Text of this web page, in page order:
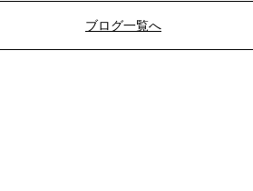
ブログ一覧へ